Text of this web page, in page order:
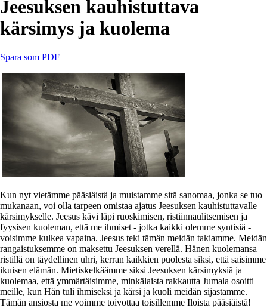
Jeesuksen kauhistuttava
kärsimys ja kuolema
Spara som PDF
Kun nyt vietämme pääsiäistä ja muistamme sitä sanomaa, jonka se tuo
mukanaan, voi olla tarpeen omistaa ajatus Jeesuksen kauhistuttavalle
kärsimykselle. Jeesus kävi läpi ruoskimisen, ristiinnaulitsemisen ja
fyysisen kuoleman, että me ihmiset - jotka kaikki olemme syntisiä -
voisimme kulkea vapaina. Jeesus teki tämän meidän takiamme. Meidän
rangaistuksemme on maksettu Jeesuksen verellä. Hänen kuolemansa
ristillä on täydellinen uhri, kerran kaikkien puolesta siksi, että saisimme
ikuisen elämän. Mietiskelkäämme siksi Jeesuksen kärsimyksiä ja
kuolemaa, että ymmärtäisimme, minkälaista rakkautta Jumala osoitti
meille, kun Hän tuli ihmiseksi ja kärsi ja kuoli meidän sijastamme.
Tämän ansiosta me voimme toivottaa toisillemme Iloista pääsiäistä!